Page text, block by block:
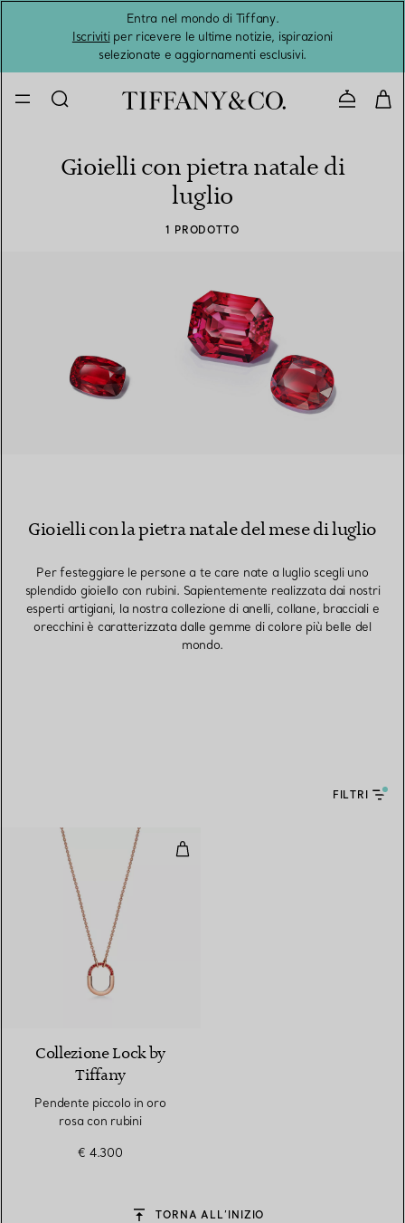
Entra nel mondo di Tiffany.
Iscrivitiper ricevere le ultime notizie, ispirazioni
selezionate e aggiornamenti esclusivi.
Gioielli con pietra natale di
luglio
1 PRODOTTO
Gioielli con la pietra natale del mese di luglio
Per festeggiare le persone a te care nate a luglio scegli uno
splendido gioiello con rubini. Sapientemente realizzata dai nostri
esperti artigiani, la nostra collezione di anelli, collane, bracciali e
orecchini è caratterizzata dalle gemme di colore più belle del
mondo.
FILTRI
Pendente piccolo in oro rosa
Collezione Lock by
Tiffany
Pendente piccolo in oro
rosa con rubini
€ 4.300
TORNA ALL’INIZIO